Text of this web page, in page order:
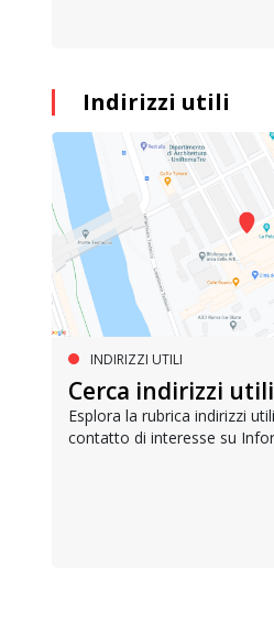
Indirizzi utili
INDIRIZZI UTILI
Cerca indirizzi utili
Esplora la rubrica indirizzi
contatto di interesse su